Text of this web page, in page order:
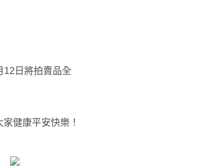
12日將拍賣品全
健康平安快樂！